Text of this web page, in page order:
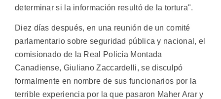
determinar si la información resultó de la tortura".
Diez días después, en una reunión de un comité
parlamentario sobre seguridad pública y nacional, el
comisionado de la Real Policía Montada
Canadiense, Giuliano Zaccardelli, se disculpó
formalmente en nombre de sus funcionarios por la
terrible experiencia por la que pasaron Maher Arar y